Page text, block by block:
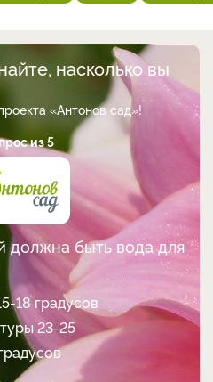
насколько вы
«Антонов сад»!
из 5
должна быть вода для
18 градусов
23-25